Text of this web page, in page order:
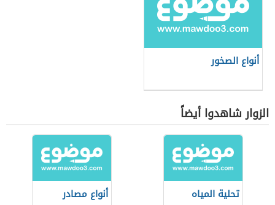
أنواع الصخور
الزوار شاهدوا أيضاً
تحلية المياه
أنواع مصادر